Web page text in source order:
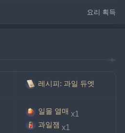
요리 획득
레시피: 과일 듀엣
일몰 열매 x1
과일잼 x1